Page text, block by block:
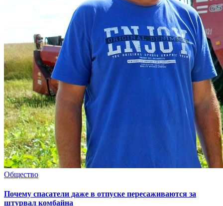
Общество
Почему спасатели даже в отпуске пересаживаются за
штурвал комбайна